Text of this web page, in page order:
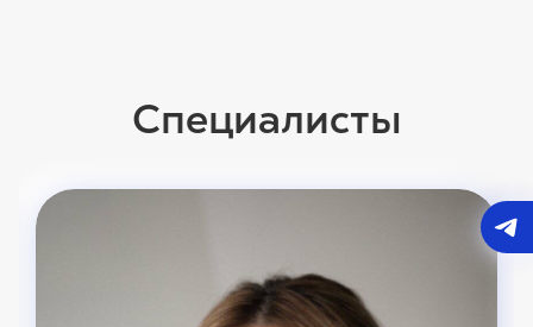
Специалисты